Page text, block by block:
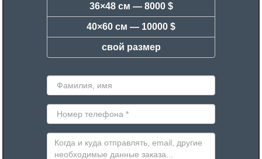
36×48 см — 8000 $
40×60 см — 10000 $
свой размер